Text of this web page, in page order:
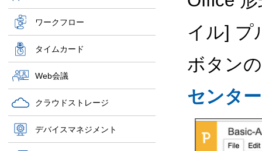
ワークフロー
タイムカード
Web会議
クラウドストレージ
デバイスマネジメント
イル] プ
ボタン
センター